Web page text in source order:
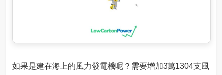
如果是建在海上的風力發電機呢？需要增加3萬1304支風